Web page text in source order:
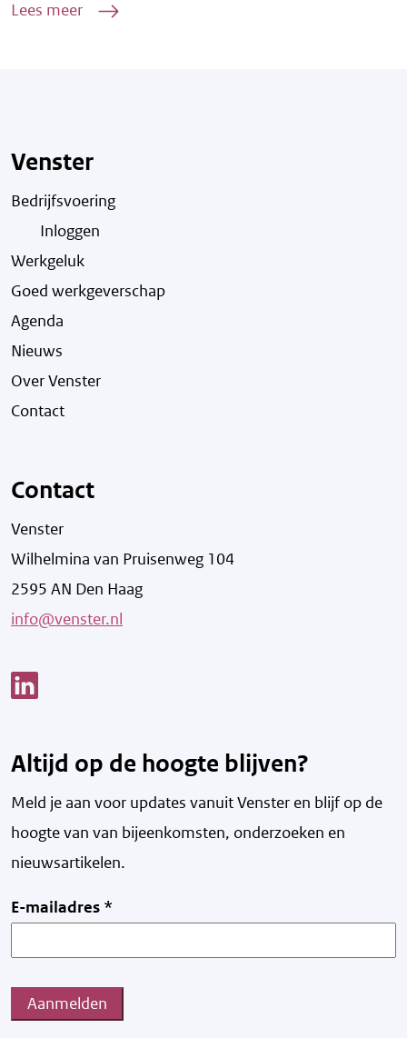
Lees meer
Venster
Bedrijfsvoering
Inloggen
Werkgeluk
Goed werkgeverschap
Agenda
Nieuws
Over Venster
Contact
Contact
Venster
Wilhelmina van Pruisenweg 104
2595 AN Den Haag
info@venster.nl
Altijd op de hoogte blijven?
Meld je aan voor updates vanuit Venster en blijf op de
hoogte van van bijeenkomsten, onderzoeken en
nieuwsartikelen.
E-mailadres *
Aanmelden